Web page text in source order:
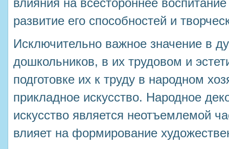
влияния на всестороннее
развитие его способностей и
Исключительно важное значение в
дошкольников, в их трудовом и
подготовке их к труду в народном
прикладное искусство. Народное
искусство является неотъемлемой
влияет на формирование